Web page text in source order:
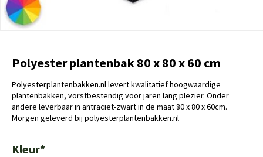
Polyester plantenbak 80 x 80 x 60 cm
Polyesterplantenbakken.nl levert kwalitatief hoogwaardige
plantenbakken, vorstbestendig voor jaren lang plezier. Onder
andere leverbaar in antraciet-zwart in de maat 80 x 80 x 60cm.
Morgen geleverd bij polyesterplantenbakken.nl
Kleur*